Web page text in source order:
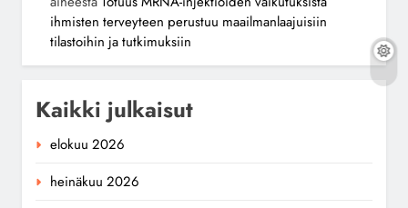
ihmisten terveyteen perustuu maailmanlaajuisiin
tilastoihin ja tutkimuksiin
Kaikki julkaisut
elokuu 2026
heinäkuu 2026